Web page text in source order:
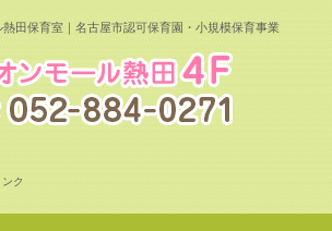
田保育室｜名古屋市認可保育園・小規模保育事業
ク